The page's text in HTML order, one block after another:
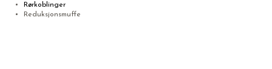
Rørkoblinger
Reduksjonsmuffe